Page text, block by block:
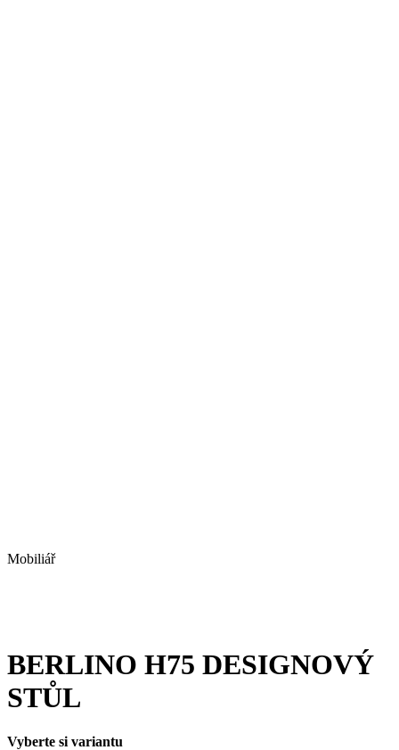
Mobiliář
BERLINO H75 DESIGNOVÝ
STŮL
Vyberte si variantu